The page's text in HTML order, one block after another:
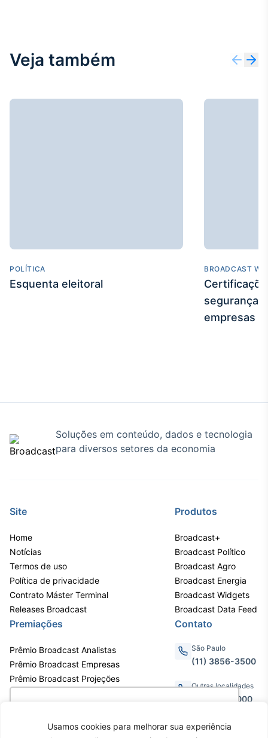
como você interage em nosso site e
Usamos cookies para melhorar sua experiência
Veja também
POLÍTICA
Esquenta eleitoral
BROADCAST
segurança
empresas
Soluções em conteúdo, dados e tecnologia
para diversos setores da economia
Site
Home
Notícias
Termos de uso
Política de privacidade
Contrato Máster Terminal
Releases Broadcast
Produtos
Broadcast+
Broadcast Político
Broadcast Agro
Broadcast Energia
Broadcast Widgets
Broadcast Data Feed
Premiações
Prêmio Broadcast Analistas
Prêmio Broadcast Empresas
Prêmio Broadcast Projeções
Contato
São Paulo
(11) 3856-3500
Outras localidades
0800.011.3000